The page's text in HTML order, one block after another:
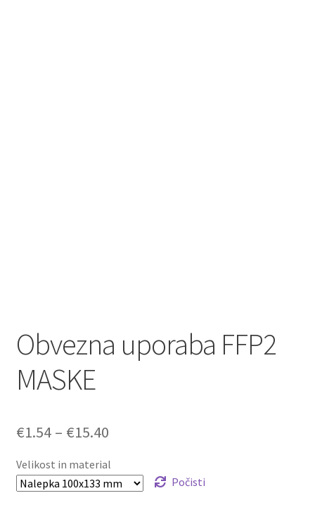
Obvezna uporaba FFP2
MASKE
€1.54 – €15.40Cenovni
razpon:
od
Velikost in material
Počisti